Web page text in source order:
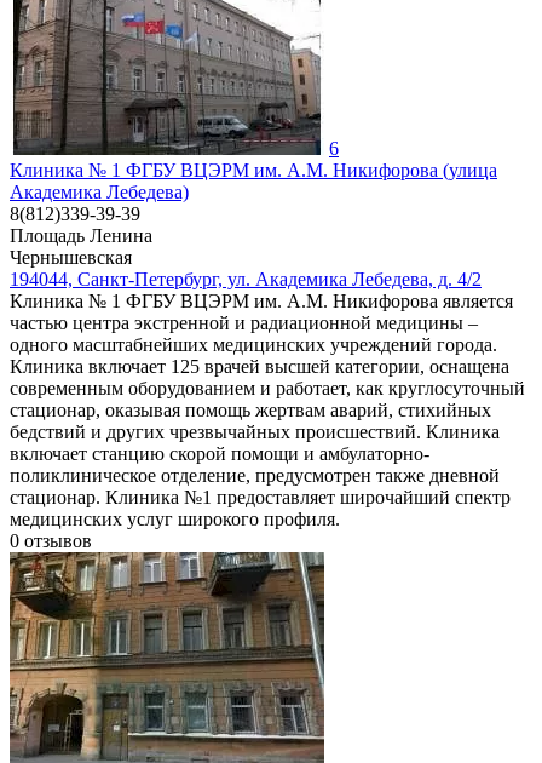
6
Клиника № 1 ФГБУ ВЦЭРМ им. А.М. Никифорова (улица
Академика Лебедева)
8(812)339-39-39
Площадь Ленина
Чернышевская
194044, Санкт-Петербург, ул. Академика Лебедева, д. 4/2
Клиника № 1 ФГБУ ВЦЭРМ им. А.М. Никифорова является
частью центра экстренной и радиационной медицины –
одного масштабнейших медицинских учреждений города.
Клиника включает 125 врачей высшей категории, оснащена
современным оборудованием и работает, как круглосуточный
стационар, оказывая помощь жертвам аварий, стихийных
бедствий и других чрезвычайных происшествий. Клиника
включает станцию скорой помощи и амбулаторно-
поликлиническое отделение, предусмотрен также дневной
стационар. Клиника №1 предоставляет широчайший спектр
медицинских услуг широкого профиля.
0 отзывов